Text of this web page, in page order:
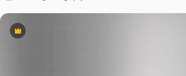
Premium